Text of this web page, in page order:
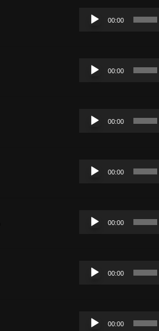
Reproductor
00:00
Reproductor
00:00
Reproductor
00:00
Reproductor
00:00
Reproductor
00:00
Reproductor
00:00
Reproductor
00:00